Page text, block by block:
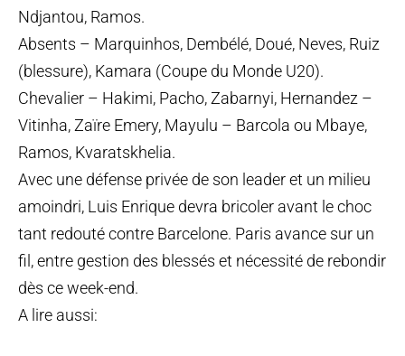
Ndjantou, Ramos.
Absents – Marquinhos, Dembélé, Doué, Neves, Ruiz
(blessure), Kamara (Coupe du Monde U20).
Chevalier – Hakimi, Pacho, Zabarnyi, Hernandez –
Vitinha, Zaïre Emery, Mayulu – Barcola ou Mbaye,
Ramos, Kvaratskhelia.
Avec une défense privée de son leader et un milieu
amoindri, Luis Enrique devra bricoler avant le choc
tant redouté contre Barcelone. Paris avance sur un
fil, entre gestion des blessés et nécessité de rebondir
dès ce week-end.
A lire aussi: